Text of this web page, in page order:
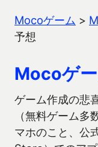
Mocoゲーム >
予想
Mocoゲ
ゲーム作成の悲
（無料ゲーム多
マホのこと、公